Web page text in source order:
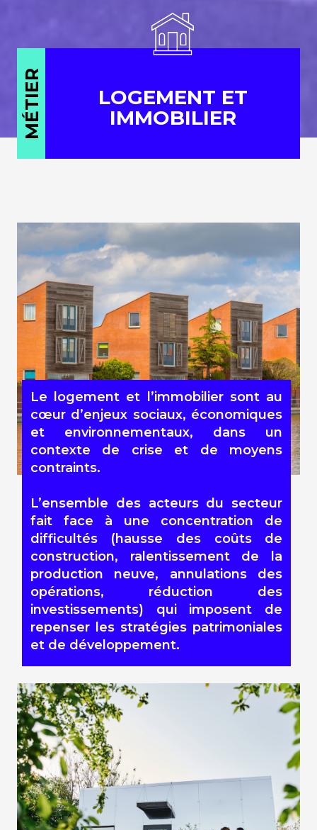
MÉTIER
LOGEMENT ET
IMMOBILIER
Le logement et l’immobilier sont au
cœur d’enjeux sociaux, économiques
et environnementaux, dans un
contexte de crise et de moyens
contraints.
L’ensemble des acteurs du secteur
fait face à une concentration de
difficultés (hausse des coûts de
construction, ralentissement de la
production neuve, annulations des
opérations, réduction des
investissements) qui imposent de
repenser les stratégies patrimoniales
et de développement.